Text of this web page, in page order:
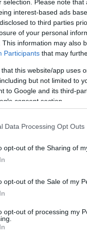
selection. Please note
interest-based ads
to third parties
of your personal
This information may also
Participants that may
that this website/app uses
but not limited to
to Google and its third-
consent section.
Data Processing Opt Outs
opt-out of the Sharing of
opt-out of the Sale of my
opt-out of processing my
σε
με το λεκτικό
- Ο
με την απόφαση
της Ουκρανίας
13
-
από 10